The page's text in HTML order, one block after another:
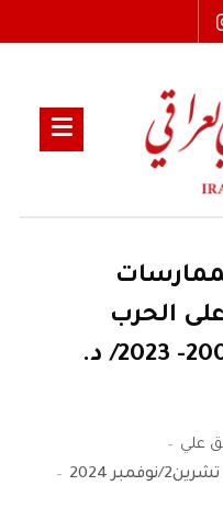
على الحرب
والعنف في العراق 2003- 2023/ د.
علي